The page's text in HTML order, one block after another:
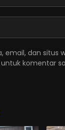
email, dan situs
komentar